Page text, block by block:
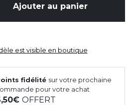
Ajouter au panier
est visible en boutique
fidélité sur votre prochaine
pour votre achat
OFFERT